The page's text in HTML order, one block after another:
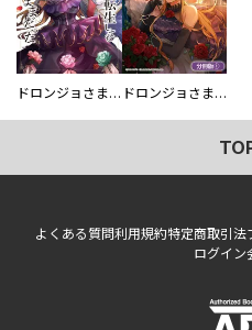
ドロンジョさまは転生しても悪役令嬢のままだった ドロンジョさまは転生しても悪役令嬢のままだった【分冊版】
よくある質問利用規約特定商取引法
ログイン